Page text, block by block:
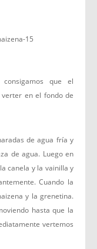
que el
en el fondo de
de agua fría y
de agua. Luego en
canela y la vainilla y
Cuando la
y la grenetina.
hasta que la
vertemos